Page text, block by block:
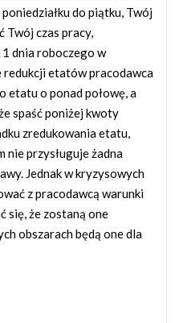
do piątku, Twój
Twój czas pracy,
dnia roboczego w
redukcji etatów pracodawca
etatu o ponad połowę, a
spaść poniżej kwoty
zredukowania etatu,
nie przysługuje żadna
Jednak w kryzysowych
z pracodawcą warunki
się, że zostaną one
obszarach będą one dla